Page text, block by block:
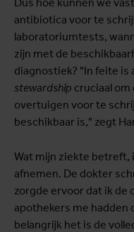
antibiotica voor te
laboratoriumtests,
zijn met de
diagnostiek? "In feite is
stewardship cruciaal
overtuigen voor te
beschikbaar is," zegt
Wat mijn ziekte betreft,
afnemen. De dokter
zorgde ervoor dat ik de
apothekers me hadden
belangrijk het is de